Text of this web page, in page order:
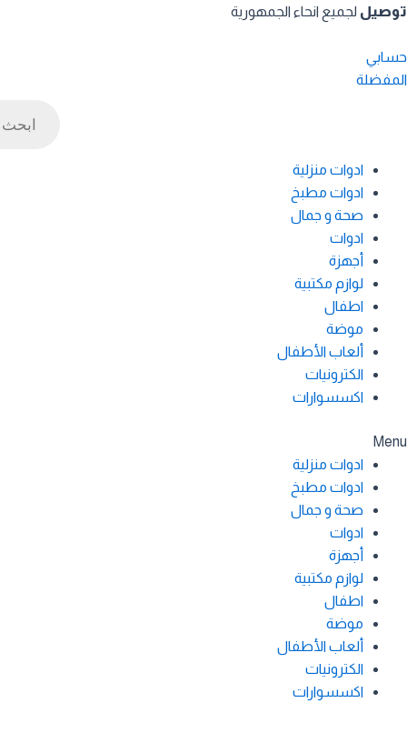
تخطي
المحتوى
توصيل لجميع انحاء الجمهورية
حسابي
المفضلة
search
ادوات منزلية
ادوات مطبخ
صحة و جمال
ادوات
أجهزة
لوازم مكتبية
اطفال
موضة
ألعاب الأطفال
الكترونيات
اكسسوارات
Menu
ادوات منزلية
ادوات مطبخ
صحة و جمال
ادوات
أجهزة
لوازم مكتبية
اطفال
موضة
ألعاب الأطفال
الكترونيات
اكسسوارات